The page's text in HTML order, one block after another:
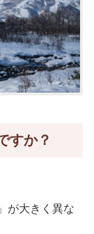
すか？
が大きく異な